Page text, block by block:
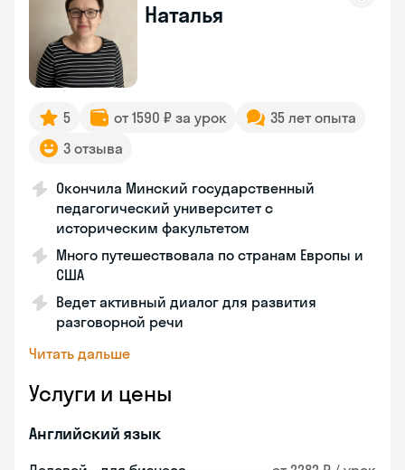
Наталья
5 от 1590 ₽ за урок
35 лет опыта
3 отзыва
Окончила Минский государственный
педагогический университет с
историческим факультетом
Много путешествовала по странам Европы и
США
Ведет активный диалог для развития
разговорной речи
Читать дальше
Услуги и цены
Английский язык